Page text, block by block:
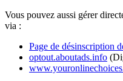
Vous pouvez aussi gérer
via :
Page de désinscription
optout.aboutads.info